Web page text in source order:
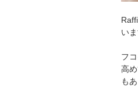
いま
フ
高
も